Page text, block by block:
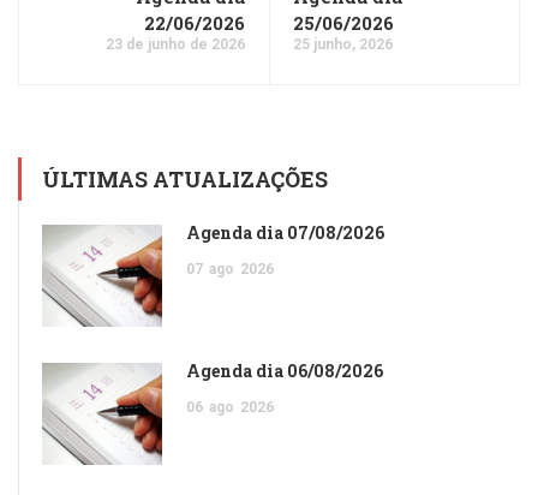
22/06/2026
23 de junho de 2026
25/06/2026
25 junho, 2026
ÚLTIMAS ATUALIZAÇÕES
Agenda dia 07/08/2026
07 ago 2026
Agenda dia 06/08/2026
06 ago 2026